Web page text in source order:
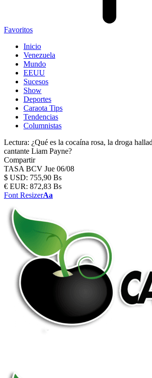
Favoritos
Inicio
Venezuela
Mundo
EEUU
Sucesos
Show
Deportes
Caraota Tips
Tendencias
Columnistas
Lectura: ¿Qué es la cocaína rosa, la droga
cantante Liam Payne?
Compartir
TASA BCV Jue 06/08
$ USD: 755,90 Bs
€ EUR: 872,83 Bs
Font ResizerAa